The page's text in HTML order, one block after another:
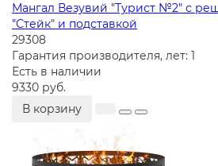
Мангал Везувий "Турист №2" с
"Стейк" и подставкой
29308
Гарантия производителя, лет: 1
Есть в наличии
9330 руб.
В корзину